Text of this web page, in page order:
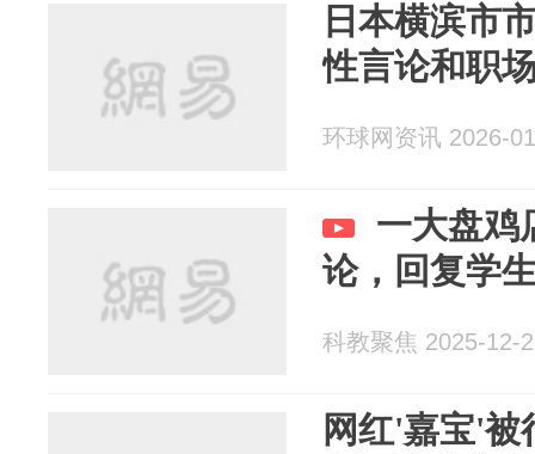
日本横滨市
性言论和职
环球网资讯 2026-
一大盘鸡
论，回复学
科教聚焦 2025-12-
网红'嘉宝'被